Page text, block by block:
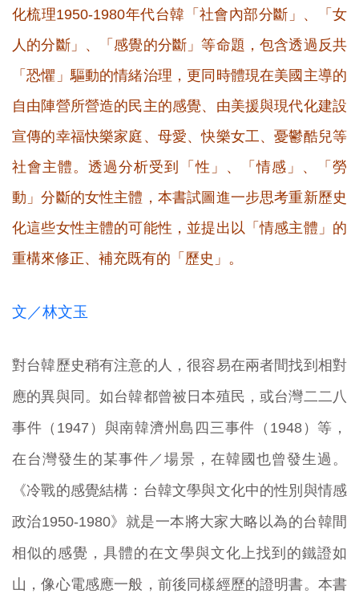
化梳理1950-1980年代台韓「社會內部分斷」、「女
人的分斷」、「感覺的分斷」等命題，包含透過反共
「恐懼」驅動的情緒治理，更同時體現在美國主導的
自由陣營所營造的民主的感覺、由美援與現代化建設
宣傳的幸福快樂家庭、母愛、快樂女工、憂鬱酷兒等
社會主體。透過分析受到「性」、「情感」、「勞
動」分斷的女性主體，本書試圖進一步思考重新歷史
化這些女性主體的可能性，並提出以「情感主體」的
重構來修正、補充既有的「歷史」。
文／林文玉
對台韓歷史稍有注意的人，很容易在兩者間找到相對
應的異與同。如台韓都曾被日本殖民，或台灣二二八
事件（1947）與南韓濟州島四三事件（1948）等，
在台灣發生的某事件／場景，在韓國也曾發生過。
《冷戰的感覺結構：台韓文學與文化中的性別與情感
政治1950-1980》就是一本將大家大略以為的台韓間
相似的感覺，具體的在文學與文化上找到的鐵證如
山，像心電感應一般，前後同樣經歷的證明書。本書